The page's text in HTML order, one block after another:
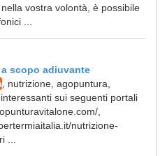
vostra volontà, è possibile
...
scopo adiuvante
, nutrizione, agopuntura,
sui seguenti portali
,
nutrizione-
...